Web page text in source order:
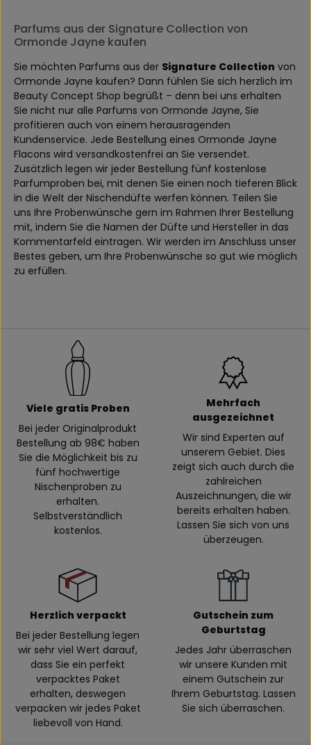
Parfums aus der Signature Collection von
Ormonde Jayne kaufen
Sie möchten Parfums aus der Signature Collection von
Ormonde Jayne kaufen? Dann fühlen Sie sich herzlich im
Beauty Concept Shop begrüßt – denn bei uns erhalten
Sie nicht nur alle Parfums von Ormonde Jayne, Sie
profitieren auch von einem herausragenden
Kundenservice. Jede Bestellung eines Ormonde Jayne
Flacons wird versandkostenfrei an Sie versendet.
Zusätzlich legen wir jeder Bestellung fünf kostenlose
Parfumproben bei, mit denen Sie einen noch tieferen Blick
in die Welt der Nischendüfte werfen können. Teilen Sie
uns Ihre Probenwünsche gern im Rahmen Ihrer Bestellung
mit, indem Sie die Namen der Düfte und Hersteller in das
Kommentarfeld eintragen. Wir werden im Anschluss unser
Bestes geben, um Ihre Probenwünsche so gut wie möglich
zu erfüllen.
Viele gratis Proben
Bei jeder Originalprodukt
Bestellung ab 98€ haben
Sie die Möglichkeit bis zu
fünf hochwertige
Nischenproben zu
erhalten.
Selbstverständlich
kostenlos.
Mehrfach
ausgezeichnet
Wir sind Experten auf
unserem Gebiet. Dies
zeigt sich auch durch die
zahlreichen
Auszeichnungen, die wir
bereits erhalten haben.
Lassen Sie sich von uns
überzeugen.
Herzlich verpackt
Bei jeder Bestellung legen
wir sehr viel Wert darauf,
dass Sie ein perfekt
verpacktes Paket
erhalten, deswegen
verpacken wir jedes Paket
liebevoll von Hand.
Gutschein zum
Geburtstag
Jedes Jahr überraschen
wir unsere Kunden mit
einem Gutschein zur
Ihrem Geburtstag. Lassen
Sie sich überraschen.